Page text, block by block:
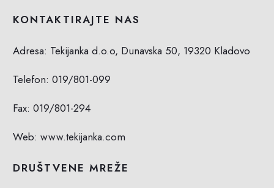
KONTAKTIRAJTE NAS
Adresa: Tekijanka d.o.o, Dunavska 50, 19320 Kladovo
Telefon: 019/801-099
Fax: 019/801-294
Web: www.tekijanka.com
DRUŠTVENE MREŽE